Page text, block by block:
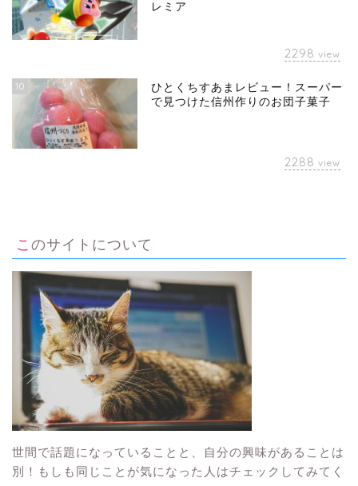
レミア
2298 view
10
ひとくちすあまレビュー！スーパー
で見つけた信州作りのお団子菓子
2288 view
このサイトについて
世間で話題になっていることと、自分の興味があることは
別！もしも同じことが気になった人はチェックしてみてく